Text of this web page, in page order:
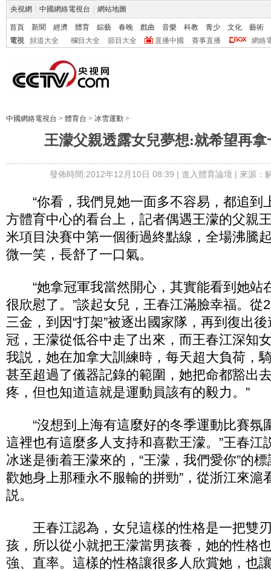
央視網 中國網絡電視台 網站地圖
首頁 新聞 經濟 體育 綜藝 春晚 戲曲 音樂 科教 青少 文化
藝術
電視
頻道大全 欄目大全 節目大全 直播中國 賽事直播 網絡
中國網絡電視台 > 體育台 > 冰雪運動 >
王濛父親透露女兒夢想:就希望再
發佈時間:2012年12月10日 08:39 | 進入體育論壇 | 來源：
“你看，我們見她一面多不容易，都追到
方體育中心的看台上，記者偶遇王濛的父親
米項目決賽中第一個衝過終點線，全場沸騰
微一笑，長舒了一口氣。
“她拿冠軍我當然開心，其實能看到她站
很欣慰了。”談起女兒，王春江滿臉幸福。從
三金，到因“打架”被逐出國家隊，再到復出
冠，王濛從低谷中走了出來，而王春江深知
我説，她在加拿大訓練時，每天超大負荷，
甚至超過了儀器記錄的範圍，她把命都豁出
疼，但也知道這就是運動員該有的毅力。”
“沒想到上海有這麼好的冬季運動比賽氛
這裡也有這麼多人支持和喜歡王濛。”王春江
冰迷是衝着王濛來的，“王濛，我們愛你”的
歡她身上那種永不服輸的拼勁”，從浙江來滬
説。
王春江認為，女兒這樣的性格是一把雙刃
孩，所以從小就把王濛當男孩養，她的性格
強、直率。這樣的性格讓很多人欣賞她，也